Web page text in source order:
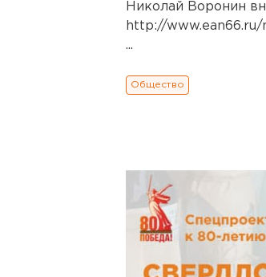
Николай Воронин
http://www.ean66.ru/
...
Общество